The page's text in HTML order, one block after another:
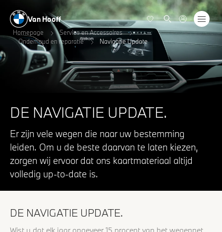
Van Hooff
Homepage
Service en Accessoires
Onderhoud en reparatie
Navigatie Update
DE NAVIGATIE UPDATE.
Er zijn vele wegen die naar uw bestemming
leiden. Om u de beste daarvan te laten kiezen,
zorgen wij ervoor dat ons kaartmateriaal altijd
volledig up-to-date is.
DE NAVIGATIE UPDATE.
Wist u dat elk jaar ongeveer 15 procent van het wegennet